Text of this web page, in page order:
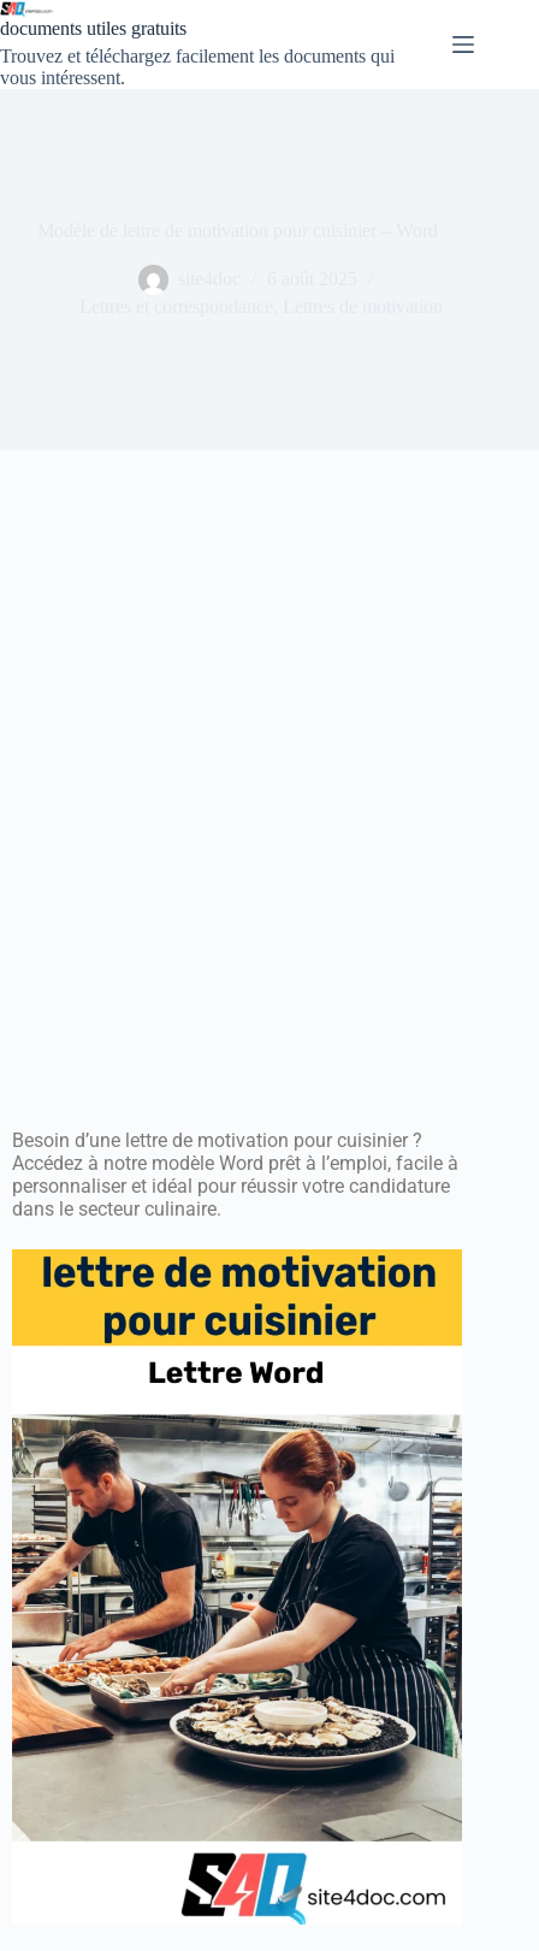
documents utiles gratuits
Trouvez et téléchargez facilement les documents qui
vous intéressent.
Besoin d’une lettre de motivation pour cuisinier ?
Accédez à notre modèle Word prêt à l’emploi, facile à
personnaliser et idéal pour réussir votre candidature
dans le secteur culinaire.